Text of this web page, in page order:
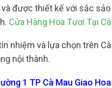
được thiết kế với sắc
Cửa Hàng Hoa Tươi Tại
nhiệm và lựa chọn trên
nội thành.
1 TP Cà Mau Giao